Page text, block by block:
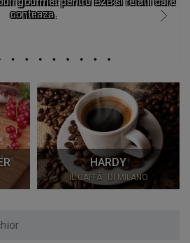
conteaza.
HARDY
IL CAFFÃ¨ DI MILANO